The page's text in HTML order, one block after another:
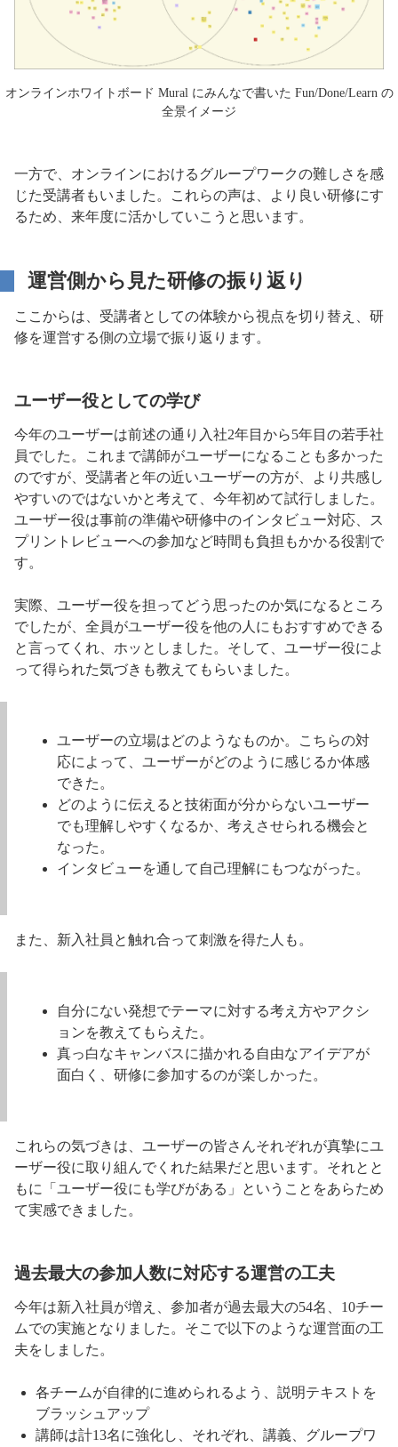
オンラインホワイトボード Mural にみんなで書いた Fun/Done/Learn の
全景イメージ
一方で、オンラインにおけるグループワークの難しさを感
じた受講者もいました。これらの声は、より良い研修にす
るため、来年度に活かしていこうと思います。
運営側から見た研修の振り返り
ここからは、受講者としての体験から視点を切り替え、研
修を運営する側の立場で振り返ります。
ユーザー役としての学び
今年のユーザーは前述の通り入社2年目から5年目の若手社
員でした。これまで講師がユーザーになることも多かった
のですが、受講者と年の近いユーザーの方が、より共感し
やすいのではないかと考えて、今年初めて試行しました。
ユーザー役は事前の準備や研修中のインタビュー対応、ス
プリントレビューへの参加など時間も負担もかかる役割で
す。
実際、ユーザー役を担ってどう思ったのか気になるところ
でしたが、全員がユーザー役を他の人にもおすすめできる
と言ってくれ、ホッとしました。そして、ユーザー役によ
って得られた気づきも教えてもらいました。
ユーザーの立場はどのようなものか。こちらの対
応によって、ユーザーがどのように感じるか体感
できた。
どのように伝えると技術面が分からないユーザー
でも理解しやすくなるか、考えさせられる機会と
なった。
インタビューを通して自己理解にもつながった。
また、新入社員と触れ合って刺激を得た人も。
自分にない発想でテーマに対する考え方やアクシ
ョンを教えてもらえた。
真っ白なキャンバスに描かれる自由なアイデアが
面白く、研修に参加するのが楽しかった。
これらの気づきは、ユーザーの皆さんそれぞれが真摯にユ
ーザー役に取り組んでくれた結果だと思います。それとと
もに「ユーザー役にも学びがある」ということをあらため
て実感できました。
過去最大の参加人数に対応する運営の工夫
今年は新入社員が増え、参加者が過去最大の54名、10チー
ムでの実施となりました。そこで以下のような運営面の工
夫をしました。
各チームが自律的に進められるよう、説明テキストを
ブラッシュアップ
講師は計13名に強化し、それぞれ、講義、グループワ